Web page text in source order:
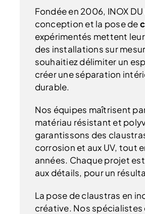
Fondée en 2006, INOX
conception et la pose de
expérimentés mettent
des installations sur
souhaitiez délimiter un
créer une séparation
durable.
Nos équipes maîtrisent
matériau résistant et
garantissons des
corrosion et aux UV, tout
années. Chaque projet
aux détails, pour un
La pose de claustras en
créative. Nos